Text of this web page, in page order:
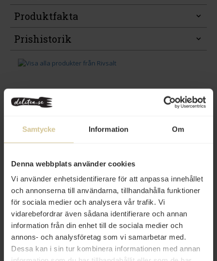
Samtycke Information Om
Denna webbplats använder cookies
Vi använder enhetsidentifierare för att anpassa innehållet
och annonserna till användarna, tillhandahålla funktioner
för sociala medier och analysera vår trafik. Vi
vidarebefordrar även sådana identifierare och annan
information från din enhet till de sociala medier och
annons- och analysföretag som vi samarbetar med.
Dessa kan i sin tur kombinera informationen med annan
Produktfakta
Prishistorik
49 kr
La Chinata Paprika Rökt Söt 70g
Köp
149 kr
Santa Maria Tellicherry Black
Pepper 210g
Köp